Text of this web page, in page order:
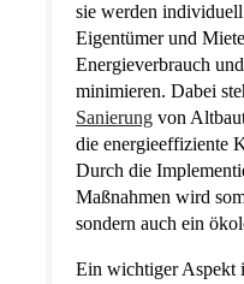
sie werden
Eigentümer und
Energieverbrauch
minimieren. Dabei
Sanierung von
die energieeffiziente
Durch die
Maßnahmen wird
sondern auch ein
Ein wichtiger Aspekt